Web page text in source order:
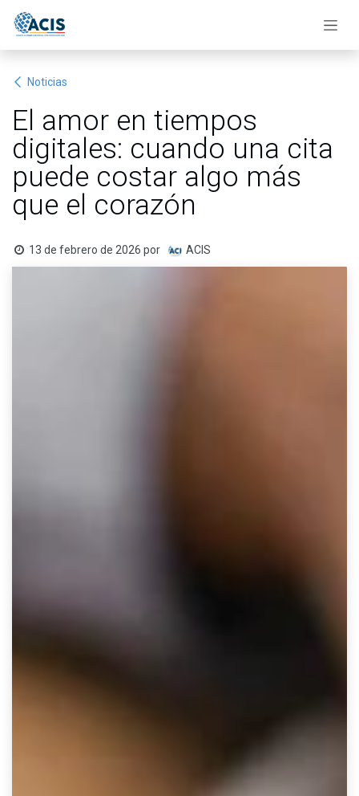
Noticias
El amor en tiempos
digitales: cuando una cita
puede costar algo más
que el corazón
13 de febrero de 2026 por ACIS